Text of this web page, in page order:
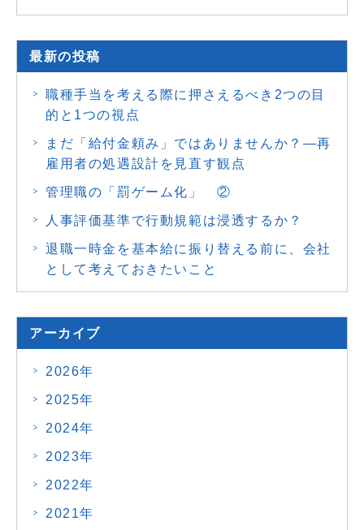
最新の投稿
職種手当を考える際に押さえるべき2つの目
的と1つの視点
まだ「給付金頼み」ではありませんか？―再
雇用者の処遇設計を見直す観点
管理職の「罰ゲーム化」 ②
人事評価基準で行動規範は浸透するか？
退職一時金を基本給に振り替える前に、会社
として考えておきたいこと
アーカイブ
2026年
2025年
2024年
2023年
2022年
2021年